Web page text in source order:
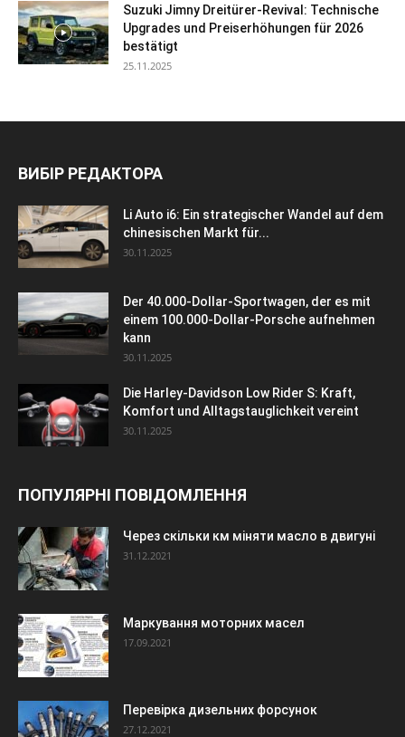
Suzuki Jimny Dreitürer-Revival: Technische
Upgrades und Preiserhöhungen für 2026
bestätigt
25.11.2025
ВИБІР РЕДАКТОРА
Li Auto i6: Ein strategischer Wandel auf dem
chinesischen Markt für...
30.11.2025
Der 40.000-Dollar-Sportwagen, der es mit
einem 100.000-Dollar-Porsche aufnehmen
kann
30.11.2025
Die Harley-Davidson Low Rider S: Kraft,
Komfort und Alltagstauglichkeit vereint
30.11.2025
ПОПУЛЯРНІ ПОВІДОМЛЕННЯ
Через скільки км міняти масло в двигуні
31.12.2021
Маркування моторних масел
17.09.2021
Перевірка дизельних форсунок
27.12.2021